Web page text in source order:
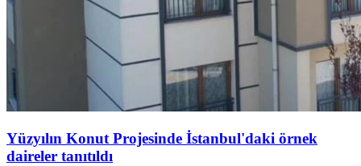
Yüzyılın Konut Projesinde İstanbul'daki örnek
daireler tanıtıldı